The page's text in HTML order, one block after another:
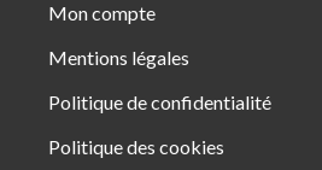
Mon compte
Mentions légales
Politique de confidentialité
Politique des cookies